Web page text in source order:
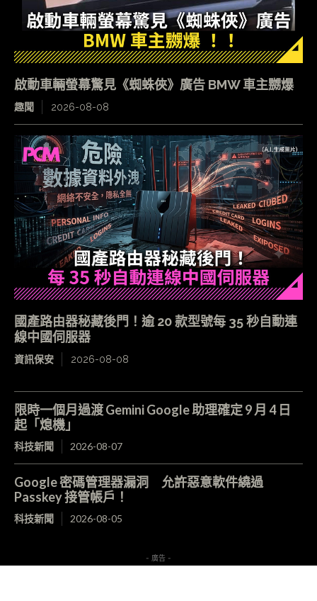
啟動車輛螢幕驚見《蜘蛛俠》廣告 BMW 車主嬲爆
趣聞 2026-08-08
國產路由器秘藏後門！逾 20 款型號每 35 秒自動連
線中國伺服器
資訊保安 2026-08-08
限時一個月過渡 Gemini Google 助理確定 9 月 4 日
起「熄機」
科技新聞 2026-08-07
Google 密碼管理器漏洞 允許惡意軟件繞過
Passkey 接管帳戶！
科技新聞 2026-08-05
- 廣告 -